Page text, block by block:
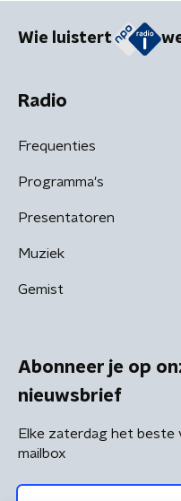
Wie luistert
Radio
Frequenties
Programma's
Presentatoren
Muziek
Gemist
Abonneer je op
nieuwsbrief
Elke zaterdag het beste
mailbox